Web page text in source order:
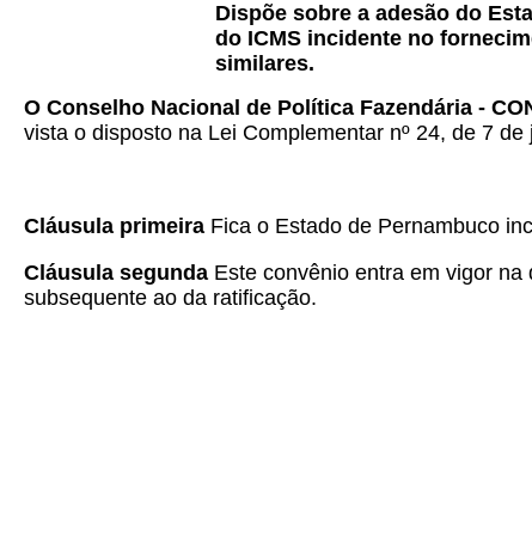
Dispõe sobre a adesão do
do ICMS incidente no
similares.
O Conselho Nacional de Política Fazendária -
vista o disposto na Lei Complementar nº 24, de 7
Cláusula primeira Fica o Estado de Pernambuco
Cláusula segunda Este convênio entra em vigor
subsequente ao da ratificação.